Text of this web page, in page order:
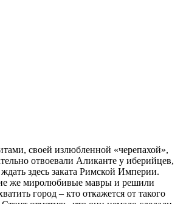
своей излюбленной «черепахой»,
отвоевали Аликанте у иберийцев,
ждать здесь заката Римской Империи.
же миролюбивые мавры и решили
город – кто откажется от такого